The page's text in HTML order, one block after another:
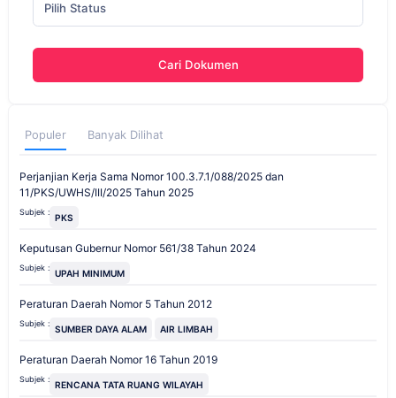
Pilih Status
Cari Dokumen
Populer Banyak Dilihat
Perjanjian Kerja Sama Nomor 100.3.7.1/088/2025 dan
11/PKS/UWHS/III/2025 Tahun 2025
Subjek : PKS
Keputusan Gubernur Nomor 561/38 Tahun 2024
Subjek : UPAH MINIMUM
Peraturan Daerah Nomor 5 Tahun 2012
Subjek : SUMBER DAYA ALAM AIR LIMBAH
Peraturan Daerah Nomor 16 Tahun 2019
Subjek : RENCANA TATA RUANG WILAYAH